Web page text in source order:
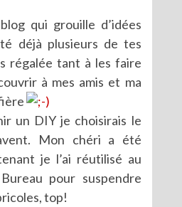
qui grouille d’idées
déjà plusieurs de tes
régalée tant à les faire
à mes amis et ma
un DIY je choisirais le
Mon chéri a été
je l’ai réutilisé au
pour suspendre
top!